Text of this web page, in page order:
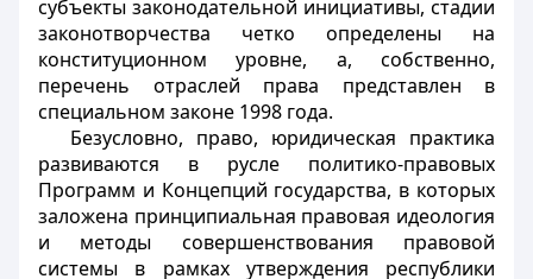
субъекты законодательной инициативы, стадии
законотворчества четко определены на
конституционном уровне, а, собственно,
перечень отраслей права представлен в
специальном законе 1998 года.
Безусловно, право, юридическая практика
развиваются в русле политико-правовых
Программ и Концепций государства, в которых
заложена принципиальная правовая идеология
и методы совершенствования правовой
системы в рамках утверждения республики